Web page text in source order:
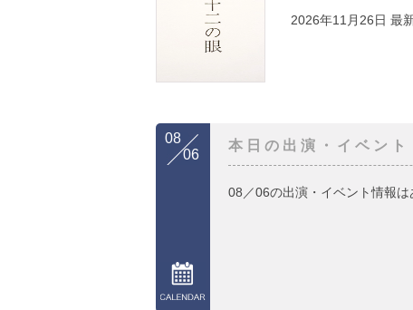
2026年11月26日 最
08
06
本日の出演・イベント
08／06の出演・イベント情報は